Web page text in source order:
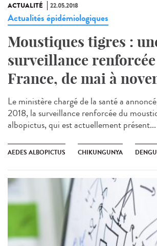
ACTUALITÉ 22.05.2018
Actualités épidémiologiques
Moustiques tigres :
surveillance
France, de mai à
Le ministère chargé de la santé a
2018, la surveillance renforcée du
albopictus, qui est actuellement présent...
AEDES ALBOPICTUS CHIKUNGUNYA